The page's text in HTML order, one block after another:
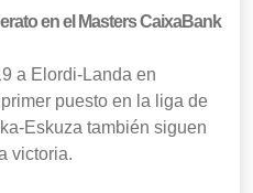
en el Masters CaixaBank
a Elordi-Landa en
puesto en la liga de
Eskuza también siguen
victoria.